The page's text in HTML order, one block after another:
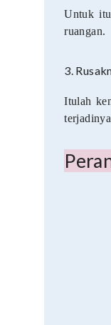
Untuk
ruangan.
3.
Itulah